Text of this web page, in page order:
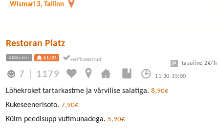
Wismari 3, Tallinn
Restoran Platz
KESKLINN 61/24
7 1179 11:30-15:00
tasuline 2€/h
Lõhekroket tartarkastme ja värvilise salatiga. 8,90€
Kukeseenerisoto. 7,90€
Külm peedisupp vutimunadega. 5,90€